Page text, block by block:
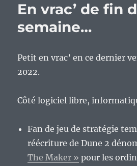
En vrac’ de fin
semaine…
Petit en vrac’ en ce dernier
2022.
Côté logiciel libre,
Fan de jeu de stratégie
réécriture de Dune 2
The Maker » pour les